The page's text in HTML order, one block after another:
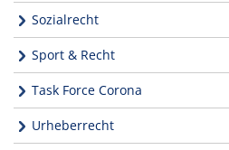
Sozialrecht
Sport & Recht
Task Force Corona
Urheberrecht